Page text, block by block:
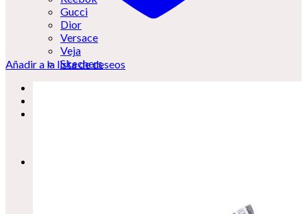
Gucci
Dior
Versace
Veja
Skechers
Añadir a la lista de deseos